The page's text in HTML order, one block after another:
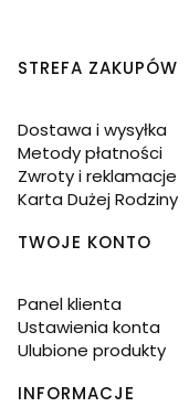
Linki w stopce
STREFA ZAKUPÓW
Dostawa i wysyłka
Metody płatności
Zwroty i reklamacje
Karta Dużej Rodziny
TWOJE KONTO
Panel klienta
Ustawienia konta
Ulubione produkty
INFORMACJE